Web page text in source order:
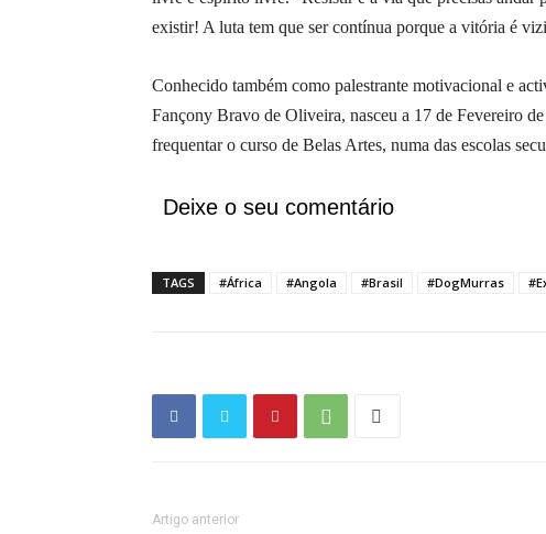
existir! A luta tem que ser contínua porque a vitória é
Conhecido também como palestrante motivacional e
Fançony Bravo de Oliveira, nasceu a 17 de Fevereiro
frequentar o curso de Belas Artes, numa das escolas
Deixe o seu comentário
TAGS #África #Angola #Brasil #DogMurras
Artigo anterior